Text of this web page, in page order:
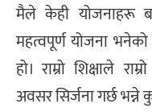
मैले केही योजनाहरू
महत्वपूर्ण योजना भनेको
हो। राम्रो शिक्षाले
अवसर सिर्जना गर्छ भन्ने